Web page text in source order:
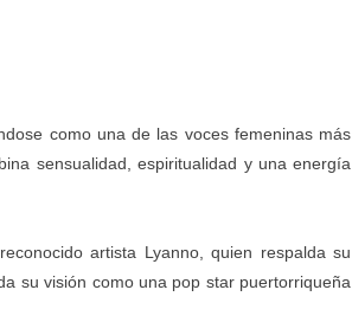
como una de las voces femeninas más
sensualidad, espiritualidad y una energía
artista Lyanno, quien respalda su
su visión como una pop star puertorriqueña